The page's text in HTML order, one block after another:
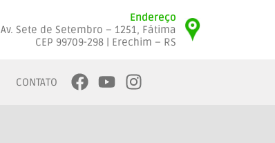
Endereço
Av. Sete de Setembro – 1251, Fátima
CEP 99709-298 | Erechim – RS
CONTATO